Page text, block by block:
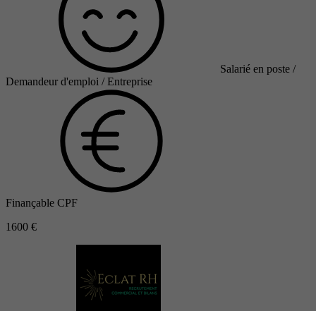
Salarié en poste /
Demandeur d'emploi / Entreprise
Finançable CPF
1600 €